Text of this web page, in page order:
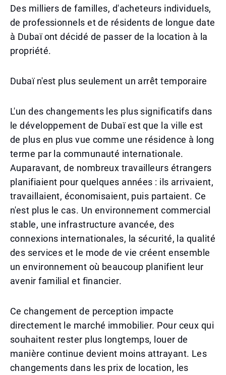
Des milliers de familles, d'acheteurs individuels,
de professionnels et de résidents de longue date
à Dubaï ont décidé de passer de la location à la
propriété.
Dubaï n'est plus seulement un arrêt temporaire
L'un des changements les plus significatifs dans
le développement de Dubaï est que la ville est
de plus en plus vue comme une résidence à long
terme par la communauté internationale.
Auparavant, de nombreux travailleurs étrangers
planifiaient pour quelques années : ils arrivaient,
travaillaient, économisaient, puis partaient. Ce
n'est plus le cas. Un environnement commercial
stable, une infrastructure avancée, des
connexions internationales, la sécurité, la qualité
des services et le mode de vie créent ensemble
un environnement où beaucoup planifient leur
avenir familial et financier.
Ce changement de perception impacte
directement le marché immobilier. Pour ceux qui
souhaitent rester plus longtemps, louer de
manière continue devient moins attrayant. Les
changements dans les prix de location, les